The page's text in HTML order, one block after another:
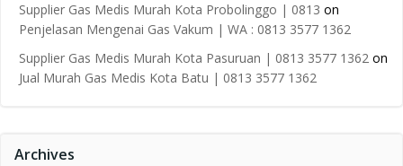
Supplier Gas Medis Murah Kota Probolinggo | 0813 on
Penjelasan Mengenai Gas Vakum | WA : 0813 3577 1362
Supplier Gas Medis Murah Kota Pasuruan | 0813 3577 1362 on
Jual Murah Gas Medis Kota Batu | 0813 3577 1362
Archives